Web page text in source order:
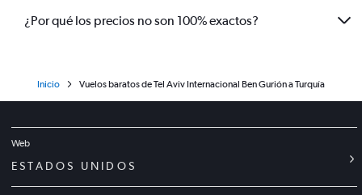
¿Por qué los precios no son 100% exactos?
Inicio Vuelos baratos de Tel Aviv Internacional Ben Gurión a Turquía
Web
ESTADOS UNIDOS